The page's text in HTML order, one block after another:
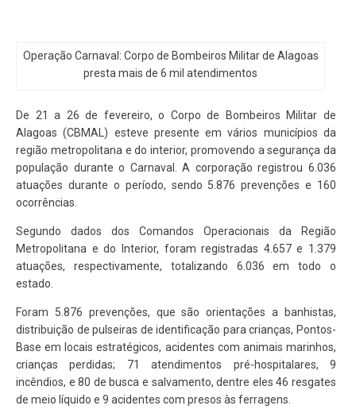
Operação Carnaval: Corpo de Bombeiros Militar de Alagoas
presta mais de 6 mil atendimentos
De 21 a 26 de fevereiro, o Corpo de Bombeiros Militar de
Alagoas (CBMAL) esteve presente em vários municípios da
região metropolitana e do interior, promovendo a segurança da
população durante o Carnaval. A corporação registrou 6.036
atuações durante o período, sendo 5.876 prevenções e 160
ocorrências.
Segundo dados dos Comandos Operacionais da Região
Metropolitana e do Interior, foram registradas 4.657 e 1.379
atuações, respectivamente, totalizando 6.036 em todo o
estado.
Foram 5.876 prevenções, que são orientações a banhistas,
distribuição de pulseiras de identificação para crianças, Pontos-
Base em locais estratégicos, acidentes com animais marinhos,
crianças perdidas; 71 atendimentos pré-hospitalares, 9
incêndios, e 80 de busca e salvamento, dentre eles 46 resgates
de meio líquido e 9 acidentes com presos às ferragens.